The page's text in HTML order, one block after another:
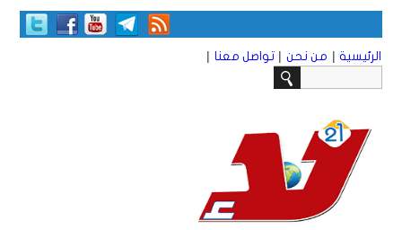
الرئيسية | من نحن | تواصل معنا |